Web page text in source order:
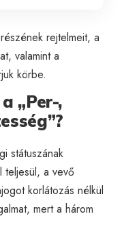
rejtelmeit, a
valamint a
körbe.
„Per-,
státuszának
teljesül, a vevő
korlátozás nélkül
mert a három